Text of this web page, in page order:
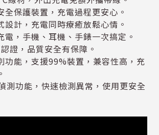
全保護裝置，充電過程更安心。
設計，充電同時療癒放鬆心情。
電，手機、耳機、手錶一次搞定。
證，品質安全有保障。
功能，支援99%裝置，兼容性高，充
測功能，快速檢測異常，使用更安全